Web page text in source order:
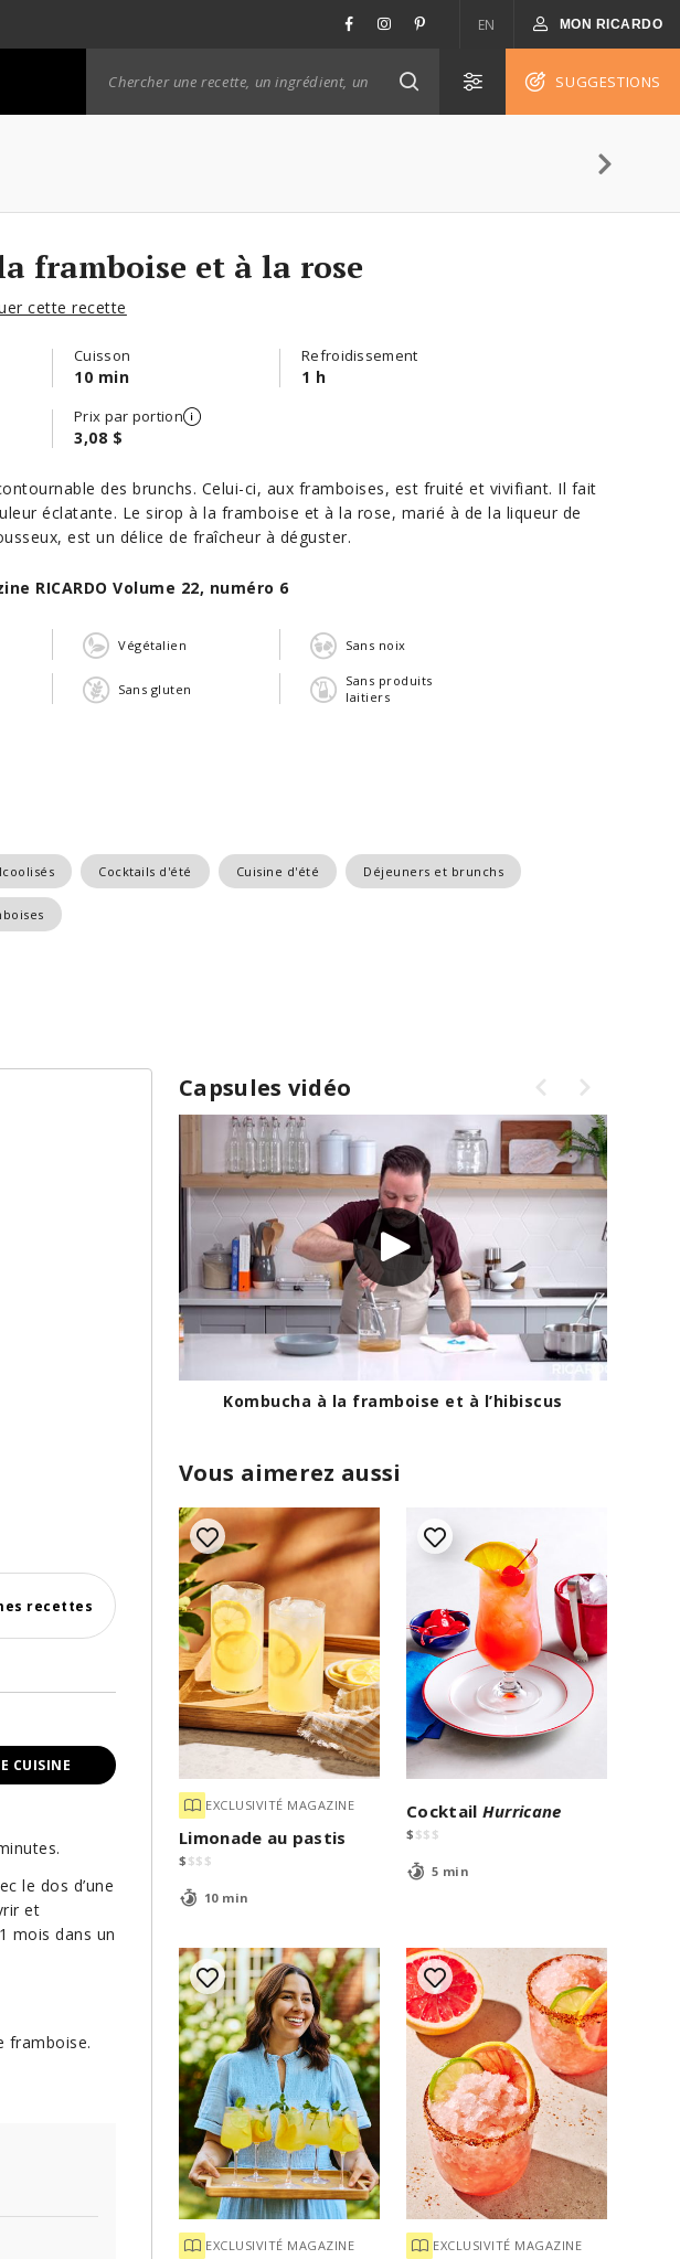
EN MON RICARDO
SUGGESTIONS
framboise et à la rose
cette recette
Cuisson
10 min
Refroidissement
1 h
Prix par portion
3,08 $
des brunchs. Celui-ci, aux framboises, est fruité et vivifiant. Il fait
éclatante. Le sirop à la framboise et à la rose, marié à de la liqueur de
est un délice de fraîcheur à déguster.
RICARDO Volume 22, numéro 6
Végétalien Sans noix
Sans gluten
Sans produits
laitiers
Cocktails d'été Cuisine d'été Déjeuners et brunchs
Capsules vidéo
Kombucha à la framboise et à l’hibiscus
Vous aimerez aussi
EXCLUSIVITÉ MAGAZINE
Limonade au pastis
$ $$ $
10 min
Cocktail Hurricane
$ $$ $
5 min
EXCLUSIVITÉ MAGAZINE EXCLUSIVITÉ MAGAZINE
recettes
CUISINE
le dos d’une
et
mois dans un
framboise.